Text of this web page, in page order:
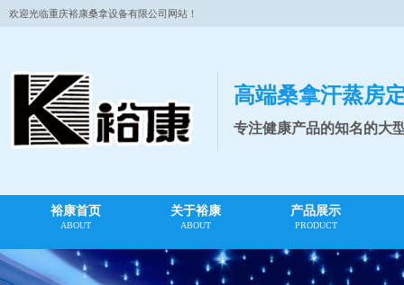
欢迎光临重庆裕康桑拿设备有限公司网站！
高端桑拿汗蒸房
专注健康产品的知名的大
裕康首页
ABOUT
关于裕康
ABOUT
产品展示
PRODUCT